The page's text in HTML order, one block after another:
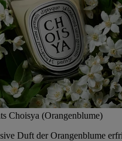
Choisya (Orangenblume)
Duft der Orangenblume